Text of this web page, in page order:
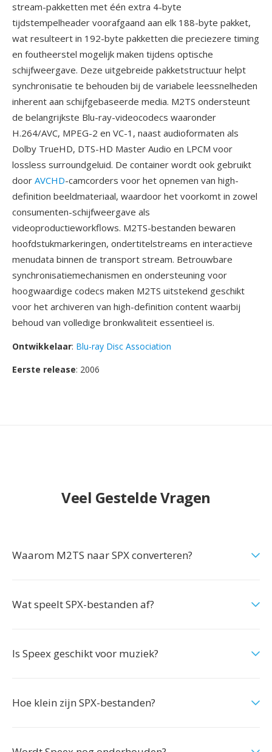
stream-pakketten met één extra 4-byte
tijdstempelheader voorafgaand aan elk 188-byte pakket,
wat resulteert in 192-byte pakketten die preciezere timing
en foutheerstel mogelijk maken tijdens optische
schijfweergave. Deze uitgebreide pakketstructuur helpt
synchronisatie te behouden bij de variabele leessnelheden
inherent aan schijfgebaseerde media. M2TS ondersteunt
de belangrijkste Blu-ray-videocodecs waaronder
H.264/AVC, MPEG-2 en VC-1, naast audioformaten als
Dolby TrueHD, DTS-HD Master Audio en LPCM voor
lossless surroundgeluid. De container wordt ook gebruikt
door AVCHD-camcorders voor het opnemen van high-
definition beeldmateriaal, waardoor het voorkomt in zowel
consumenten-schijfweergave als
videoproductieworkflows. M2TS-bestanden bewaren
hoofdstukmarkeringen, ondertitelstreams en interactieve
menudata binnen de transport stream. Betrouwbare
synchronisatiemechanismen en ondersteuning voor
hoogwaardige codecs maken M2TS uitstekend geschikt
voor het archiveren van high-definition content waarbij
behoud van volledige bronkwaliteit essentieel is.
Ontwikkelaar: Blu-ray Disc Association
Eerste release: 2006
Veel Gestelde Vragen
Waarom M2TS naar SPX converteren?
Wat speelt SPX-bestanden af?
Is Speex geschikt voor muziek?
Hoe klein zijn SPX-bestanden?